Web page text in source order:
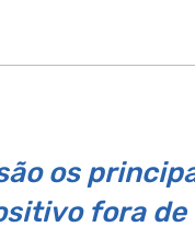
os
fora de